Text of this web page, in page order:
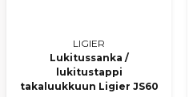
LIGIER
Lukitussanka /
lukitustappi
takaluukkuun Ligier JS60